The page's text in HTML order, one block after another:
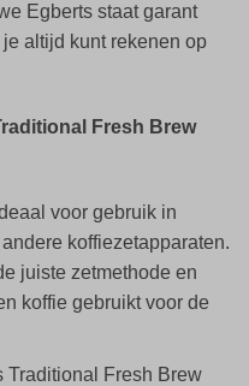
Egberts staat garant
altijd kunt rekenen op
Fresh Brew
voor gebruik in
koffiezetapparaten.
juiste zetmethode en
koffie gebruikt voor de
Traditional Fresh Brew